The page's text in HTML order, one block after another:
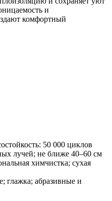
и
комфортный
50 000 циклов
лучей; не ближе 40–60 см
химчистка; сухая
глажка; абразивные и